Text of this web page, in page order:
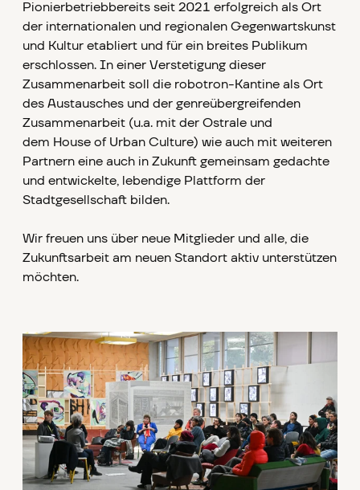
Pionierbetriebbereits seit 2021 erfolgreich als Ort
der internationalen und regionalen Gegenwartskunst
und Kultur etabliert und für ein breites Publikum
erschlossen. In einer Verstetigung dieser
Zusammenarbeit soll die robotron-Kantine als Ort
des Austausches und der genreübergreifenden
Zusammenarbeit (u.a. mit der Ostrale und
dem House of Urban Culture) wie auch mit weiteren
Partnern eine auch in Zukunft gemeinsam gedachte
und entwickelte, lebendige Plattform der
Stadtgesellschaft bilden.
Wir freuen uns über neue Mitglieder und alle, die
Zukunftsarbeit am neuen Standort aktiv unterstützen
möchten.